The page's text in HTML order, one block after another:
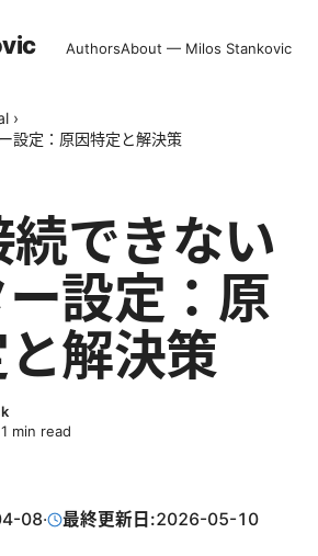
AuthorsAbout — Milos Stankovic
›
設定：原因特定と解決策
できない
設定：原
解決策
1 min read
08· 最終更新日:2026-05-10